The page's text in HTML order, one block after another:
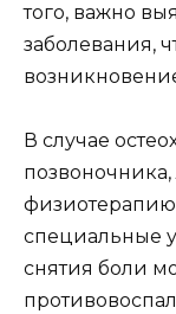
того, важно
заболевания,
В случае
специальные
снятия боли